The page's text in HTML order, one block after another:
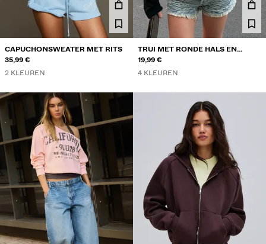
CAPUCHONSWEATER MET RITS
35,99 €
2 KLEUREN
TRUI MET RONDE HALS EN
RAGLANMOUWEN
19,99 €
4 KLEUREN